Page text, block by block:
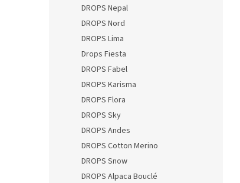
DROPS Nepal
DROPS Nord
DROPS Lima
Drops Fiesta
DROPS Fabel
DROPS Karisma
DROPS Flora
DROPS Sky
DROPS Andes
DROPS Cotton Merino
DROPS Snow
DROPS Alpaca Bouclé